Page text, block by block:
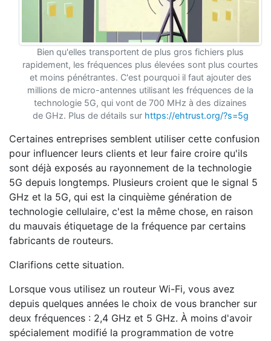
Bien qu'elles transportent de plus gros fichiers plus
rapidement, les fréquences plus élevées sont plus courtes
et moins pénétrantes. C'est pourquoi il faut ajouter des
millions de micro-antennes utilisant les fréquences de la
technologie 5G, qui vont de 700 MHz à des dizaines
de GHz. Plus de détails sur https://ehtrust.org/?s=5g
Certaines entreprises semblent utiliser cette confusion
pour influencer leurs clients et leur faire croire qu'ils
sont déjà exposés au rayonnement de la technologie
5G depuis longtemps. Plusieurs croient que le signal 5
GHz et la 5G, qui est la cinquième génération de
technologie cellulaire, c'est la même chose, en raison
du mauvais étiquetage de la fréquence par certains
fabricants de routeurs.
Clarifions cette situation.
Lorsque vous utilisez un routeur Wi-Fi, vous avez
depuis quelques années le choix de vous brancher sur
deux fréquences : 2,4 GHz et 5 GHz. À moins d'avoir
spécialement modifié la programmation de votre